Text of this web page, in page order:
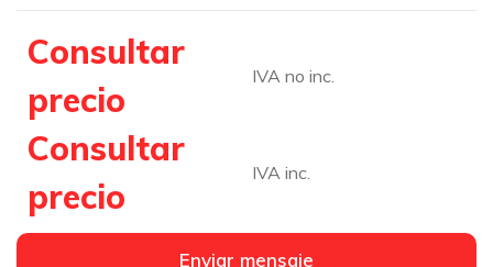
Consultar
precio
IVA no inc.
Consultar
precio
IVA inc.
Enviar mensaje